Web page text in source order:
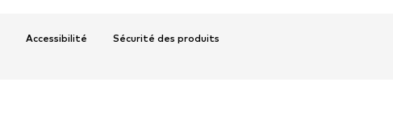
Accessibilité
Sécurité des produits